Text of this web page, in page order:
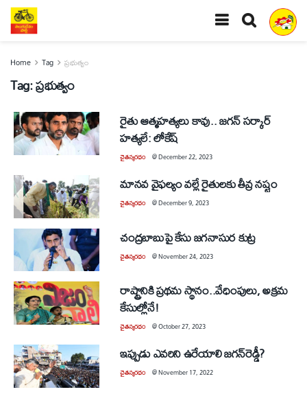
Home Tag ప్రభుత్వం
Tag:ప్రభుత్వం
రైతు ఆత్మహత్యలు కావు.. జగన్‌ సర్కార్‌
హత్యలే: లోకేష్‌
చైతన్యరధం @December 22, 2023
మానవ వైఫల్యం వల్లే రైతులకు తీవ్ర నష్టం
చైతన్యరధం @December 9, 2023
చంద్రబాబుపై కేసు జగనాసుర కుట్ర
చైతన్యరధం @November 24, 2023
రాష్ట్రానికి ప్రథమ స్థానం..వేధింపులు, అక్రమ
కేసుల్లోనే!
చైతన్యరధం @October 27, 2023
ఇప్పుడు ఎవరిని ఉరేయాలి జగన్‌రెడ్డీ?
చైతన్యరధం @November 17, 2022